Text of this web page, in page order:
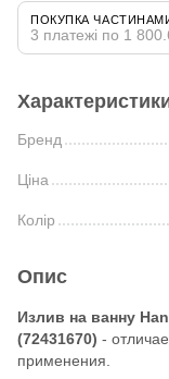
ПОКУПКА
3 платежі по 1
Бренд
Ціна
Колір
Опис
Излив на ванну
(72431670) -
применения.